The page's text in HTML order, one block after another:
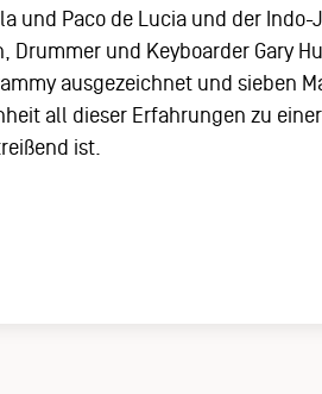
und Paco de Lucia und der Indo-
und Keyboarder Gary
ausgezeichnet und sieben
all dieser Erfahrungen zu
ist.